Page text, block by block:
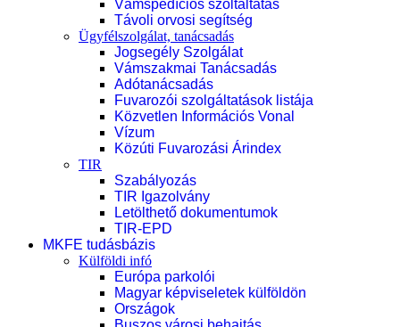
Vámspedíciós szoltáltatás
Távoli orvosi segítség
Ügyfélszolgálat, tanácsadás
Jogsegély Szolgálat
Vámszakmai Tanácsadás
Adótanácsadás
Fuvarozói szolgáltatások listája
Közvetlen Információs Vonal
Vízum
Közúti Fuvarozási Árindex
TIR
Szabályozás
TIR Igazolvány
Letölthető dokumentumok
TIR-EPD
MKFE tudásbázis
Külföldi infó
Európa parkolói
Magyar képviseletek külföldön
Országok